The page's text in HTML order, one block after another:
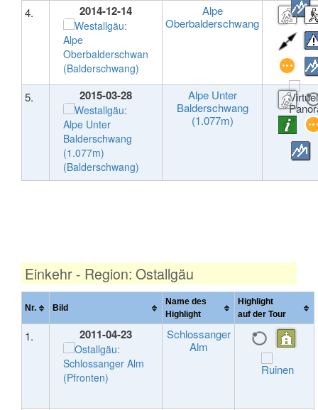
4. 2014-12-14
Alpe
Oberbalderschwang
5. 2015-03-28
Alpe Unter
Balderschwang
(1.077m)
Einkehr - Region: Ostallgäu
Nr. Bild
Name des
Highlight
Highlight
auf der Tour
1. 2011-04-23
Schlossanger
Alm